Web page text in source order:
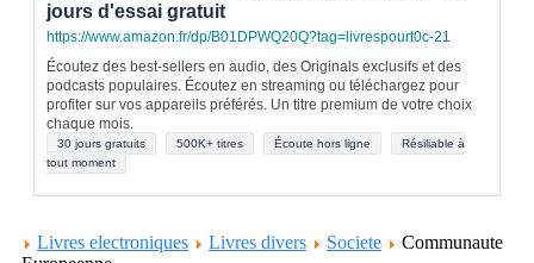
jours d'essai gratuit
https://www.amazon.fr/dp/B01DPWQ20Q?tag=livrespourt0c-21
Écoutez des best-sellers en audio, des Originals exclusifs et des
podcasts populaires. Écoutez en streaming ou téléchargez pour
profiter sur vos appareils préférés. Un titre premium de votre choix
chaque mois.
30 jours gratuits 500K+ titres Écoute hors ligne
Résiliable à
tout moment
Livres electroniques Livres divers Societe
Communaute